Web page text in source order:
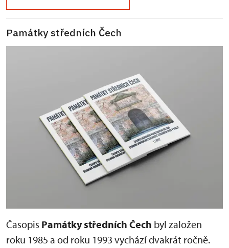
Památky středních Čech
Časopis Památky středních Čech byl založen
roku 1985 a od roku 1993 vychází dvakrát ročně.